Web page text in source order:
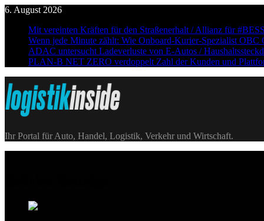
Skip
content
6. August 2026
Mit vereinten Kräften für den Straßenerhalt / Allianz für
Wenn jede Minute zählt: Wie Onboard-Kurier-Spezialist
ADAC untersucht Ladeverluste von E-Autos /
PLAN-B NET ZERO verdoppelt Zahl der Kunden und
Logistik|Inside
Ihr Portal für Auto, Handel, Logistik, Verkehr und Wirtschaft.